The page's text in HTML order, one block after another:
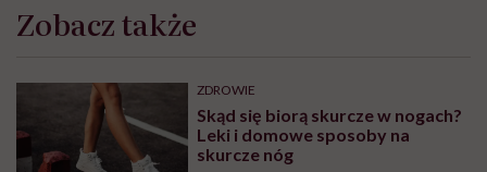
Zobacz także
ZDROWIE
Skąd się biorą skurcze w nogach?
Leki i domowe sposoby na
skurcze nóg